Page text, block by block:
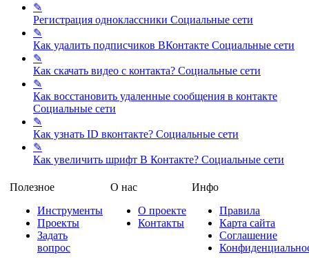
✎
Регистрация одноклассники Социальные сети
✎
Как удалить подписчиков ВКонтакте Социальные сети
✎
Как скачать видео с контакта? Социальные сети
✎
Как восстановить удаленные сообщения в контакте
Социальные сети
✎
Как узнать ID вконтакте? Социальные сети
✎
Как увеличить шрифт В Контакте? Социальные сети
Полезное
Инструменты
Проекты
Задать
вопрос
О нас
О проекте
Контакты
Инфо
Правила
Карта сайта
Соглашение